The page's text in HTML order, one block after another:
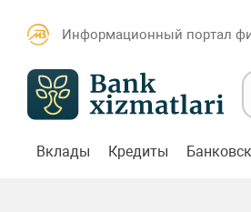
Информационный портал
Вклады Кредиты